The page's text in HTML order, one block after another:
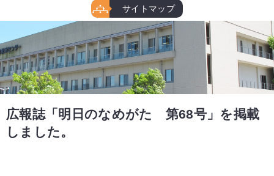
サイトマップ
広報誌「明日のなめがた 第68号」を掲載
しました。